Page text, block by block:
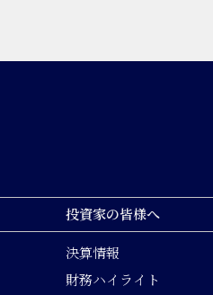
投資家の皆様へ
決算情報
財務ハイライト